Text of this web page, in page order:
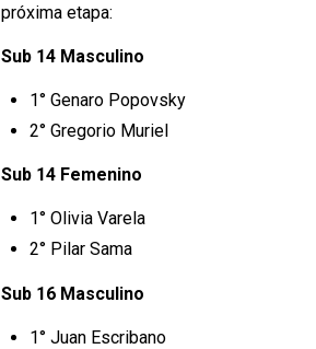
próxima etapa:
Sub 14 Masculino
1° Genaro Popovsky
2° Gregorio Muriel
Sub 14 Femenino
1° Olivia Varela
2° Pilar Sama
Sub 16 Masculino
1° Juan Escribano